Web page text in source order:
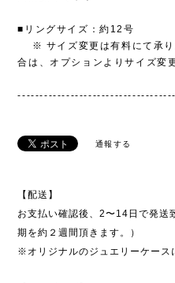
■リングサイズ：約12号
※ サイズ変更は有料にて承り
合は、オプションよりサイズ変
通報する
【配送】
お支払い確認後、2〜14日で発送
期を約２週間頂きます。）
※オリジナルのジュエリーケース